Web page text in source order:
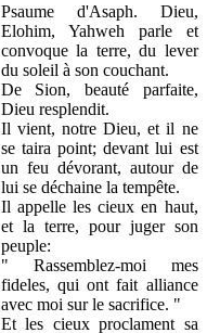
Psaume d'Asaph. Dieu,
Elohim, Yahweh parle et
convoque la terre, du lever
du soleil à son couchant.
De Sion, beauté parfaite,
Dieu resplendit.
Il vient, notre Dieu, et il ne
se taira point; devant lui est
un feu dévorant, autour de
lui se déchaine la tempête.
Il appelle les cieux en haut,
et la terre, pour juger son
peuple:
" Rassemblez-moi mes
fideles, qui ont fait alliance
avec moi sur le sacrifice. "
Et les cieux proclament sa